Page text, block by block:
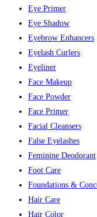
Eye Primer
Eye Shadow
Eyebrow Enhancers
Eyelash Curlers
Eyeliner
Face Makeup
Face Powder
Face Primer
Facial Cleansers
False Eyelashes
Feminine Deodorant
Foot Care
Foundations &
Hair Care
Hair Color